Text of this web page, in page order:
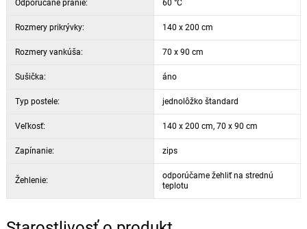
Odporúčané pranie: 60 °C
Rozmery prikrývky: 140 x 200 cm
Rozmery vankúša: 70 x 90 cm
Sušička: áno
Typ postele: jednolôžko štandard
Veľkosť: 140 x 200 cm, 70 x 90 cm
Zapínanie: zips
Žehlenie:
odporúčame žehliť na strednú
teplotu